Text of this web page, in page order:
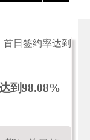
日签约率达到
到98.08%